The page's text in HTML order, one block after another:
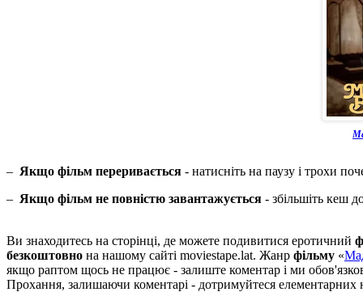
– Якщо фільм переривається - натисніть на паузу і трохи
– Якщо фільм не повністю завантажується - збільшіть кеш
Ви знаходитесь на сторінці, де можете подивитися еротичний
безкоштовно на нашому сайті moviestape.lat. Жанр фільму «
якщо раптом щось не працює - залиште коментар і ми
Прохання, залишаючи коментарі - дотримуйтеся елементарних